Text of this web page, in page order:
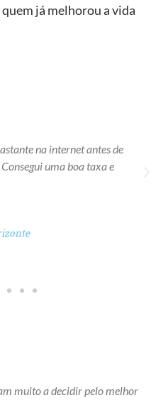
já melhorou a vida
na internet antes de
uma boa taxa e
muito a decidir pelo melhor